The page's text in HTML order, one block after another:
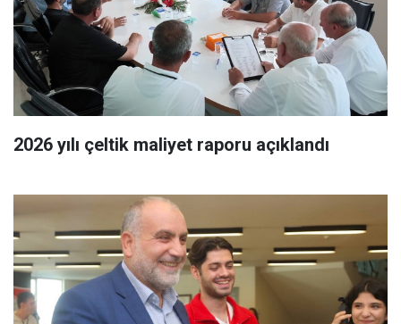
2026 yılı çeltik maliyet raporu açıklandı